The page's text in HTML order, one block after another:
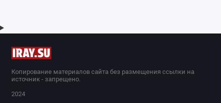
Копирование материалов сайта без размещения ссылки на
источник - запрещено.
2024